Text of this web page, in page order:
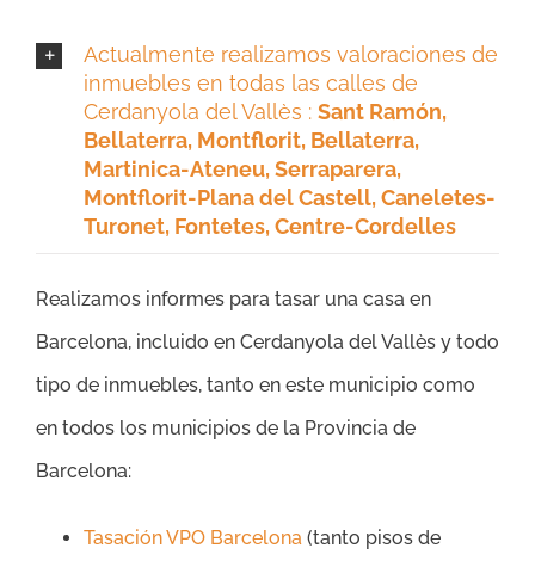
Actualmente realizamos valoraciones de
inmuebles en todas las calles de
Cerdanyola del Vallès : Sant Ramón,
Bellaterra, Montflorit, Bellaterra,
Martinica-Ateneu, Serraparera,
Montflorit-Plana del Castell, Caneletes-
Turonet, Fontetes, Centre-Cordelles
Realizamos informes para tasar una casa en
Barcelona, incluido en Cerdanyola del Vallès y todo
tipo de inmuebles, tanto en este municipio como
en todos los municipios de la Provincia de
Barcelona:
Tasación VPO Barcelona (tanto pisos de